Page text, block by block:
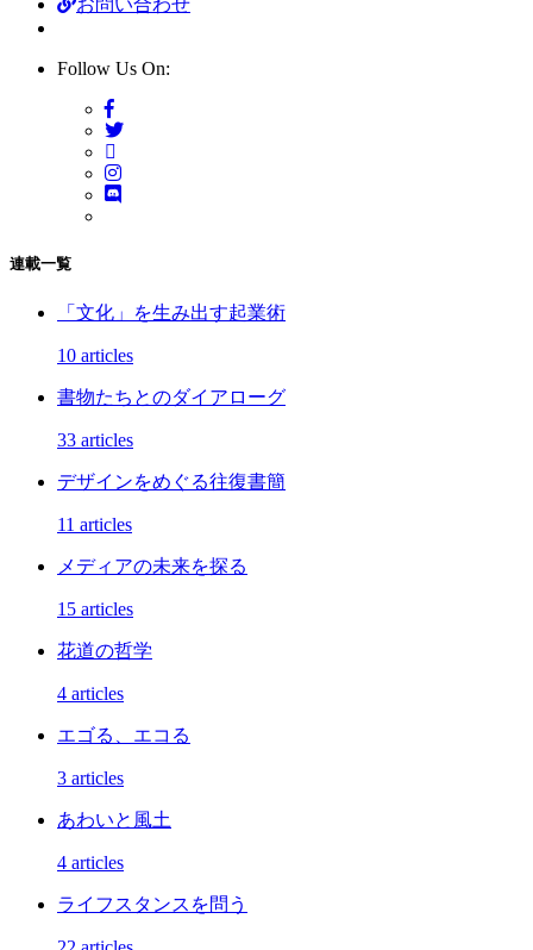
Follow Us On:
連載一覧
「文化」を生み出す起業術
10 articles
書物たちとのダイアローグ
33 articles
デザインをめぐる往復書簡
11 articles
メディアの未来を探る
15 articles
花道の哲学
4 articles
エゴる、エコる
3 articles
あわいと風土
4 articles
ライフスタンスを問う